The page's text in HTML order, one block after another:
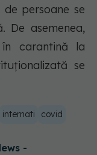
persoane se
De asemenea,
carantină la
se
internati covid
-